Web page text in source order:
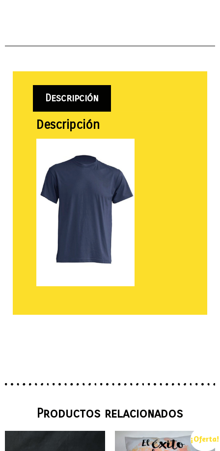
Descripción
Descripción
Productos relacionados
¡Oferta!